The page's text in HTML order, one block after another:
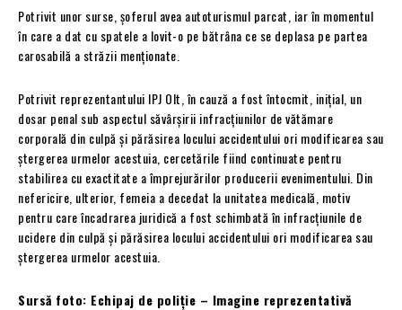
Potrivit unor surse, șoferul avea autoturismul parcat, iar în momentul
în care a dat cu spatele a lovit-o pe bătrâna ce se deplasa pe partea
carosabilă a străzii menționate.
Potrivit reprezentantului IPJ Olt, în cauză a fost întocmit, inițial, un
dosar penal sub aspectul săvârșirii infracțiunilor de vătămare
corporală din culpă și părăsirea locului accidentului ori modificarea sau
ștergerea urmelor acestuia, cercetările fiind continuate pentru
stabilirea cu exactitate a împrejurărilor producerii evenimentului. Din
nefericire, ulterior, femeia a decedat la unitatea medicală, motiv
pentru care încadrarea juridică a fost schimbată în infracțiunile de
ucidere din culpă și părăsirea locului accidentului ori modificarea sau
ștergerea urmelor acestuia.
Sursă foto: Echipaj de poliție – Imagine reprezentativă